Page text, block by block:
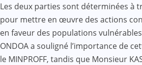
Les deux parties sont déterminées à
pour mettre en œuvre des actions
en faveur des populations
ONDOA a souligné l’importance de
le MINPROFF, tandis que Monsieur